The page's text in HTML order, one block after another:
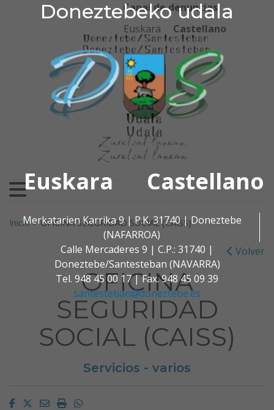
Doneztebeko udala
Euskara Castellano
Merkatarien Karrika 9 | P.K. 31740 | Doneztebe
(NAFARROA)
Calle Mercaderes 9 | C.P.: 31740 |
Doneztebe/Santesteban (NAVARRA)
Tel. 948 45 00 17 | Fax. 948 45 09 39
santesteban@doneztebe.es
Ir al contenido
Doneztebeko udala
Canal de denuncias
Euskara
Castellano
Buscar:
Inicio>OFICINA SEGURIDAD SOCIAL (CAISS)
Volver
OFICINA
SEGURIDAD
SOCIAL (CAISS)
Servicios - varios
Facebook
Twitter
EmailImprimirWhatsapp